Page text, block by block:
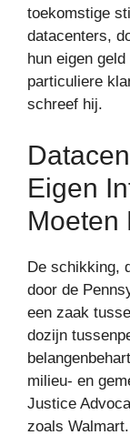
toekomstige
datacenters,
hun eigen
particuliere
schreef hij.
Eigen
Moeten
De schikking,
door de
een zaak
dozijn
milieu- en
Justice
zoals Walmart.